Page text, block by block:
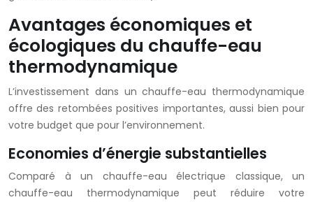
Avantages économiques et
écologiques du chauffe-eau
thermodynamique
L’investissement dans un chauffe-eau thermodynamique
offre des retombées positives importantes, aussi bien pour
votre budget que pour l’environnement.
Economies d’énergie substantielles
Comparé à un chauffe-eau électrique classique, un
chauffe-eau thermodynamique peut réduire votre